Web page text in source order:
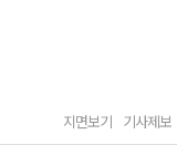
지면보기 기사제보